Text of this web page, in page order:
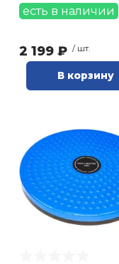
есть в наличии
2 199 ₽ / шт.
В корзину